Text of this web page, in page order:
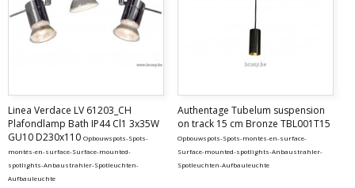
Linea Verdace LV 61203_CH
Plafondlamp Bath IP44 Cl1 3x35W
GU10 D230x110 Opbouwspots-Spots-
montés-en-surface-Surface-mounted-
spotlights-Anbaustrahler-Spotleuchten-
Aufbauleuchte
Authentage Tubelum suspension
on track 15 cm Bronze TBL001T15
Opbouwspots-Spots-montés-en-surface-
Surface-mounted-spotlights-Anbaustrahler-
Spotleuchten-Aufbauleuchte